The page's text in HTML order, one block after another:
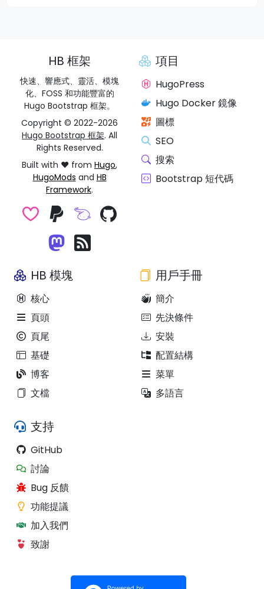
HB 框架
快速、響應式、靈活、模塊
化、FOSS 和功能豐富的
Hugo Bootstrap 框架。
Copyright © 2022-2026
Hugo Bootstrap 框架. All
Rights Reserved.
Built with ❤️ from Hugo,
HugoMods and HB
Framework.
項目
HugoPress
Hugo Docker 鏡像
圖標
SEO
搜索
Bootstrap 短代碼
HB 模塊
核心
頁頭
頁尾
基礎
博客
文檔
用戶手冊
簡介
先決條件
安裝
配置結構
菜單
多語言
支持
GitHub
討論
Bug 反饋
功能提議
加入我們
致謝